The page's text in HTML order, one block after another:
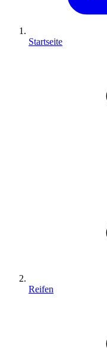
Startseite
Reifen